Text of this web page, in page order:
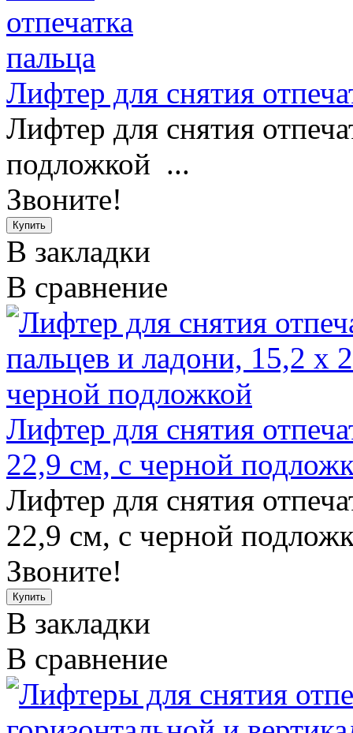
Лифтер для снятия
Лифтер для снятия
подложкой ...
Звоните!
В закладки
В сравнение
Лифтер для снятия
22,9 см, с черной
Лифтер для снятия
22,9 см, с черной
Звоните!
В закладки
В сравнение